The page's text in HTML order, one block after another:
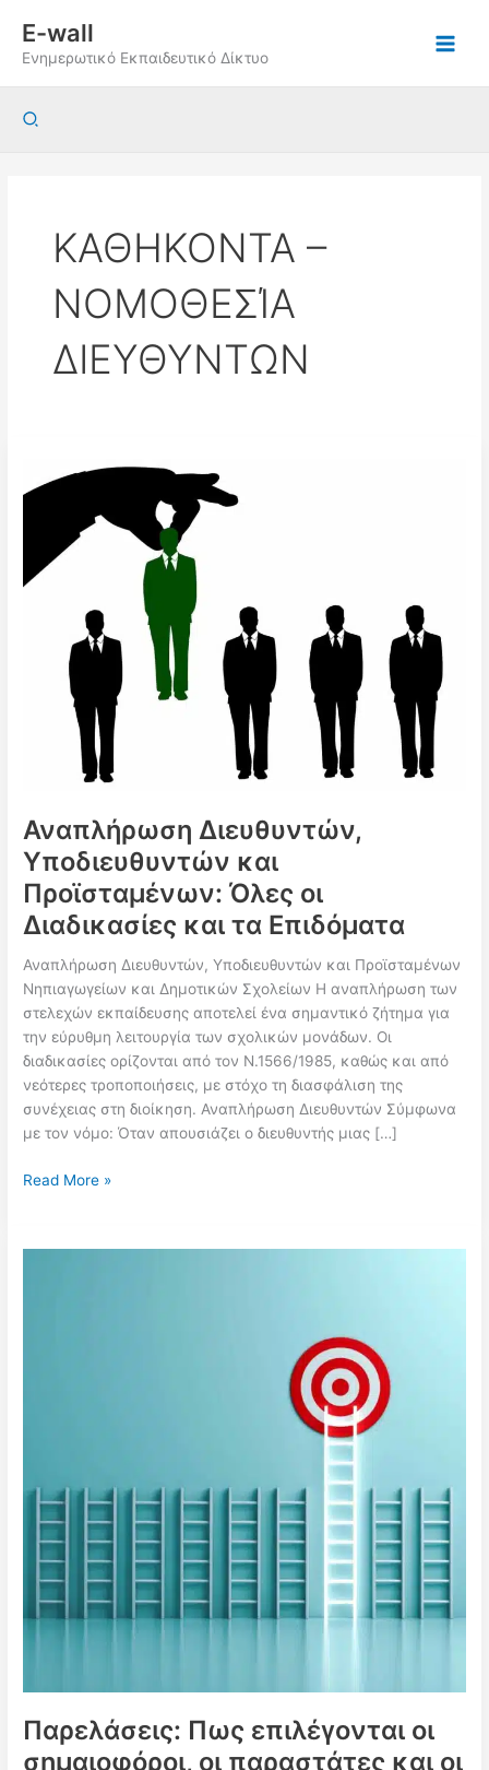
περιεχόμενο
E-wall
Ενημερωτικό Εκπαιδευτικό Δίκτυο
Αναζήτηση
ΚΑΘΗΚΟΝΤΑ –
ΝΟΜΟΘΕΣΊΑ
ΔΙΕΥΘΥΝΤΩΝ
Αναπλήρωση Διευθυντών,
Υποδιευθυντών και
Προϊσταμένων: Όλες οι
Διαδικασίες και τα Επιδόματα
Αναπλήρωση Διευθυντών, Υποδιευθυντών και Προϊσταμένων
Νηπιαγωγείων και Δημοτικών Σχολείων Η αναπλήρωση των
στελεχών εκπαίδευσης αποτελεί ένα σημαντικό ζήτημα για
την εύρυθμη λειτουργία των σχολικών μονάδων. Οι
διαδικασίες ορίζονται από τον Ν.1566/1985, καθώς και από
νεότερες τροποποιήσεις, με στόχο τη διασφάλιση της
συνέχειας στη διοίκηση. Αναπλήρωση Διευθυντών Σύμφωνα
με τον νόμο: Όταν απουσιάζει ο διευθυντής μιας […]
Αναπλήρωση
και
Read More »
Παρελάσεις: Πως επιλέγονται οι
σημαιοφόροι, οι παραστάτες και οι